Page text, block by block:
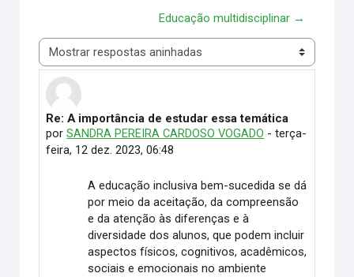
Educação multidisciplinar →
Modo de visualização
Re: A importância de estudar essa temática
porSANDRA PEREIRA CARDOSO VOGADO -terça-
feira, 12 dez. 2023, 06:48
Número de respostas: 0
A educação inclusiva bem-sucedida se dá
por meio da aceitação, da compreensão
e da atenção às diferenças e à
diversidade dos alunos, que podem incluir
aspectos físicos, cognitivos, acadêmicos,
sociais e emocionais no ambiente